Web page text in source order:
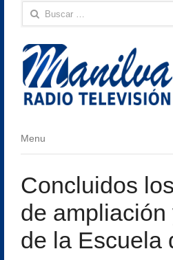
Buscar:
Menu
Menu
Concluidos
de ampliación
de la Escuela